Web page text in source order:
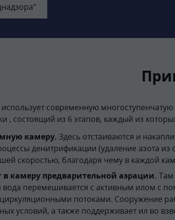
современную
, состоящий из 6 этапов, каждый из
камеру. Здесь отстаиваются и
денитрификации (удаление азота
скоростью, благодаря чему в каждой
в камеру предварительной аэрации. Там
перемешивается с активным илом с
потоками. Сооружение
условий, а также поддерживает ил во